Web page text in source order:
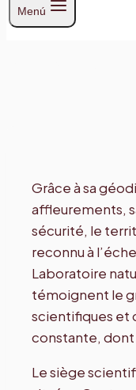
Menú
Grâce à sa
affleurements,
sécurité, le
reconnu à
Laboratoire
témoignent le
scientifiques et
constante, dont
Le siège